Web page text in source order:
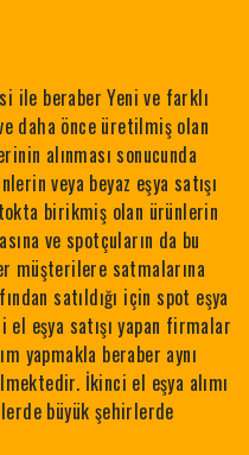
ile beraber Yeni ve farklı
daha önce üretilmiş olan
alınması sonucunda
veya beyaz eşya satışı
birikmiş olan ürünlerin
ve spotçuların da bu
müşterilere satmalarına
satıldığı için spot eşya
eşya satışı yapan firmalar
yapmakla beraber aynı
İkinci el eşya alımı
büyük şehirlerde